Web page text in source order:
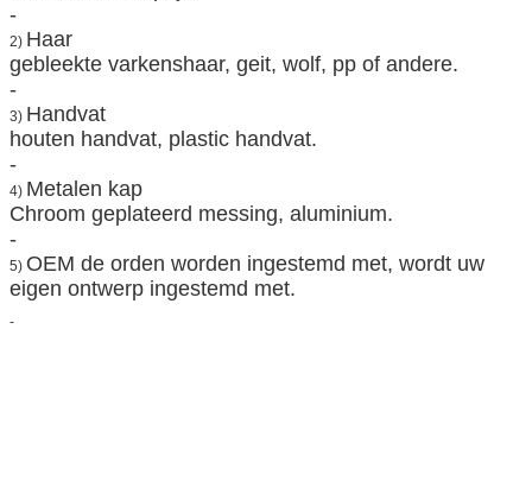
-
2) Haar
gebleekte varkenshaar, geit, wolf, pp of andere.
-
3) Handvat
houten handvat, plastic handvat.
-
4) Metalen kap
Chroom geplateerd messing, aluminium.
-
5) OEM de orden worden ingestemd met, wordt uw
eigen ontwerp ingestemd met.
-